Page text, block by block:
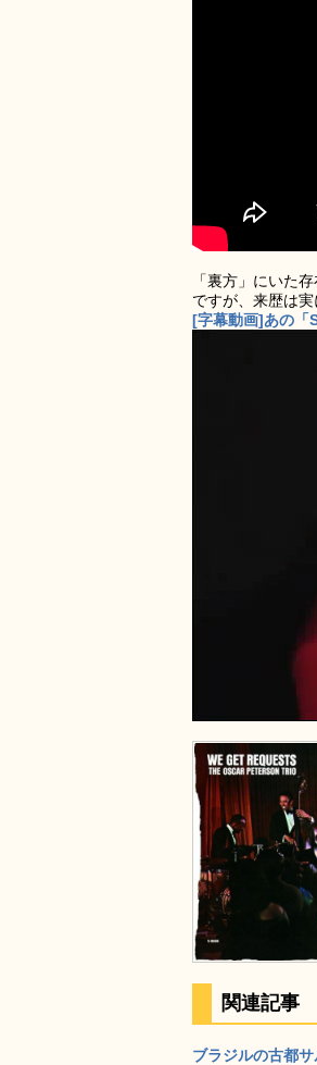
「裏方」にいた
ですが、来歴は実
[字幕動画]あの「
関連記事
ブラジルの古都